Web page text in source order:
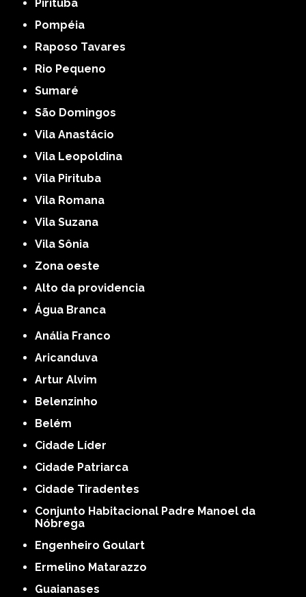
Pirituba
Pompéia
Raposo Tavares
Rio Pequeno
Sumaré
São Domingos
Vila Anastácio
Vila Leopoldina
Vila Pirituba
Vila Romana
Vila Suzana
Vila Sônia
Zona oeste
alto da providencia
Água Branca
Anália Franco
Aricanduva
Artur Alvim
Belenzinho
Belém
Cidade Líder
Cidade Patriarca
Cidade Tiradentes
Conjunto Habitacional Padre Manoel da
Nóbrega
Engenheiro Goulart
Ermelino Matarazzo
Guaianases